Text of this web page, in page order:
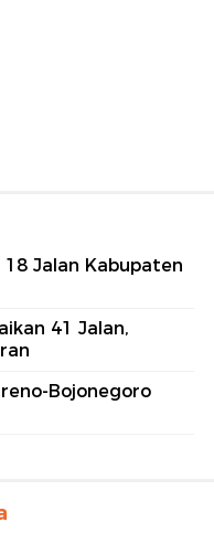
Jalan Kabupaten
41 Jalan,
Bojonegoro